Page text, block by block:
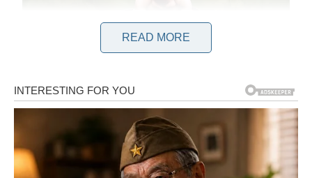
READ MORE